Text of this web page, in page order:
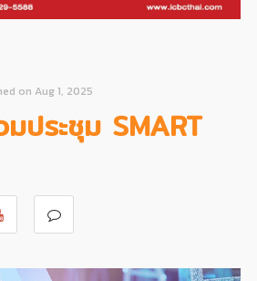
on Aug 1, 2025
มประชุม SMART